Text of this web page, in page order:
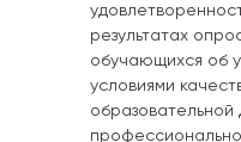
результатах
обучающихся об
условиями
образовательной